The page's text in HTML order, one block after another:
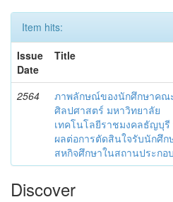
Item hits:
Issue
Date
Title
2564
ภาพลักษณ์ของนักศึกษาคณ
ศิลปศาสตร์ มหาวิทยาลัย
เทคโนโลยีราชมงคลธัญบุรี
ผลต่อการตัดสินใจรับนักศึก
สหกิจศึกษาในสถานประกอ
Discover